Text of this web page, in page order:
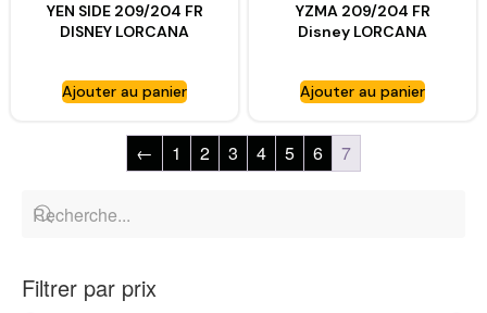
YEN SIDE 209/204 FR
DISNEY LORCANA
Ajouter au panier
YZMA 209/204 FR
Disney LORCANA
Ajouter au panier
← 1 2 3 4 5 6 7
Filtrer par prix